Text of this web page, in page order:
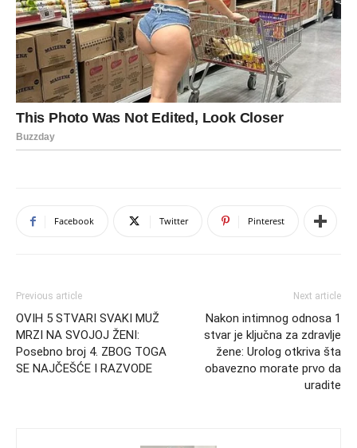
Facebook Twitter Pinterest
Previous article
OVIH 5 STVARI SVAKI MUŽ
MRZI NA SVOJOJ ŽENI:
Posebno broj 4. ZBOG TOGA
SE NAJČEŠĆE I RAZVODE
Next article
Nakon intimnog odnosa 1
stvar je ključna za zdravlje
žene: Urolog otkriva šta
obavezno morate prvo da
uradite